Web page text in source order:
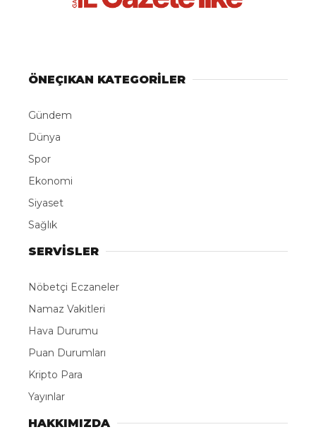
ÖNEÇIKAN KATEGORİLER
Gündem
Dünya
Spor
Ekonomi
Siyaset
Sağlık
SERVİSLER
Nöbetçi Eczaneler
Namaz Vakitleri
Hava Durumu
Puan Durumları
Kripto Para
Yayınlar
HAKKIMIZDA